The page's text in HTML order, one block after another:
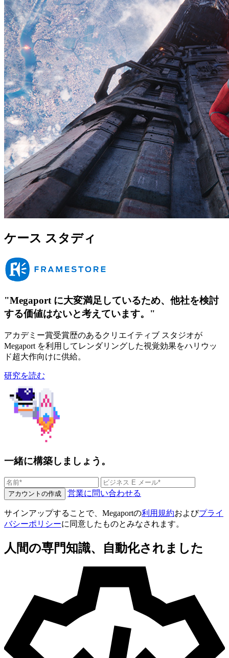
ケース スタディ
"Megaport に大変満足しているため、他社を検討
する価値はないと考えています。"
アカデミー賞受賞歴のあるクリエイティブ スタジオが
Megaport を利用してレンダリングした視覚効果をハリウッ
ド超大作向けに供給。
研究を読む
一緒に構築しましょう。
アカウントの作成 営業に問い合わせる
サインアップすることで、Megaportの利用規約およびプライ
バシーポリシーに同意したものとみなされます。
人間の専門知識、自動化されました